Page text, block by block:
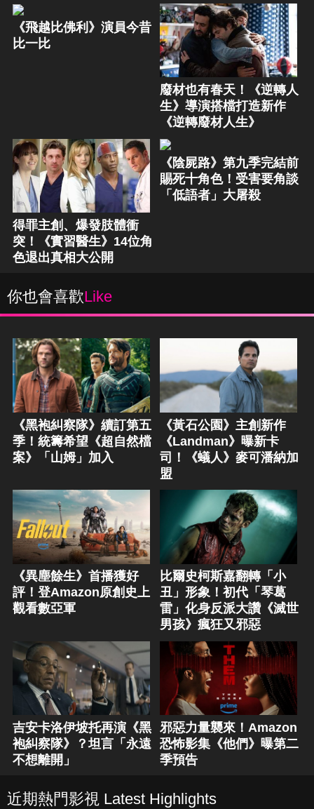
《飛越比佛利》演員今昔
比一比
廢材也有春天！《逆轉人
生》導演搭檔打造新作
《逆轉廢材人生》
得罪主創、爆發肢體衝
突！《實習醫生》14位角
色退出真相大公開
《陰屍路》第九季完結前
賜死十角色！受害要角談
「低語者」大屠殺
你也會喜歡Like
《黑袍糾察隊》續訂第五
季！統籌希望《超自然檔
案》「山姆」加入
《黃石公園》主創新作
《Landman》曝新卡
司！《蟻人》麥可潘納加
盟
《異塵餘生》首播獲好
評！登Amazon原創史上
觀看數亞軍
比爾史柯斯嘉翻轉「小
丑」形象！初代「琴葛
雷」化身反派大讚《滅世
男孩》瘋狂又邪惡
吉安卡洛伊坡托再演《黑
袍糾察隊》？坦言「永遠
不想離開」
邪惡力量襲來！Amazon
恐怖影集《他們》曝第二
季預告
近期熱門影視 Latest Highlights